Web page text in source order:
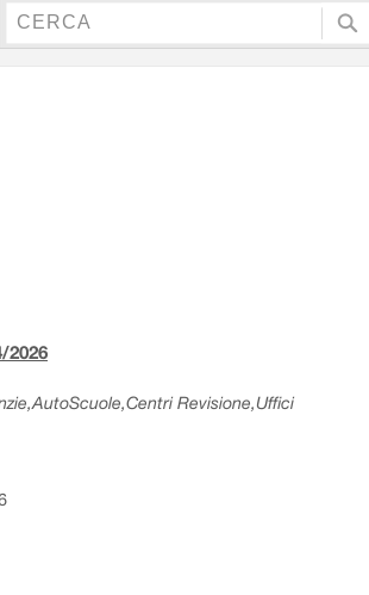
2026
Revisione,Uffici